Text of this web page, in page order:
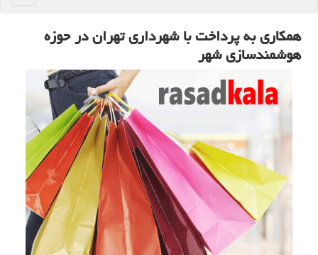
همكاری به پرداخت با شهرداری تهران در حوزه
هوشمندسازی شهر